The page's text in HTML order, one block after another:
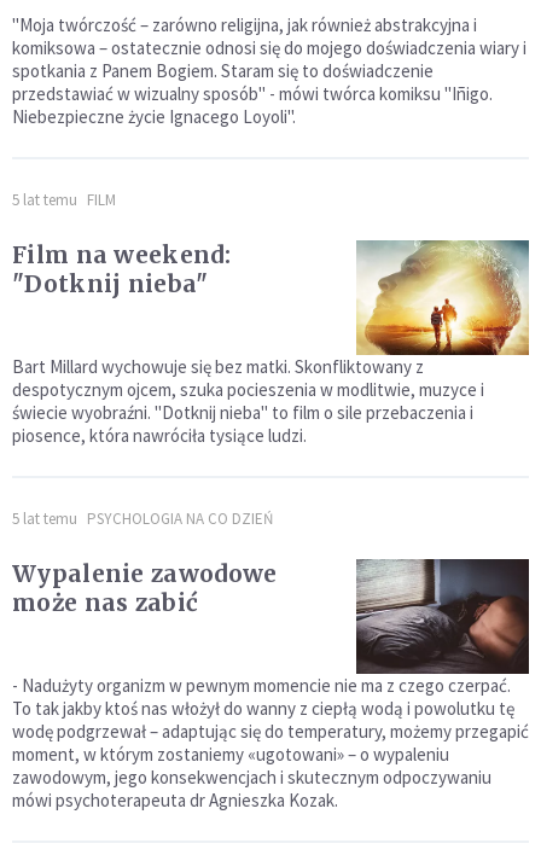
"Moja twórczość – zarówno religijna, jak również abstrakcyjna i
komiksowa – ostatecznie odnosi się do mojego doświadczenia wiary i
spotkania z Panem Bogiem. Staram się to doświadczenie
przedstawiać w wizualny sposób" - mówi twórca komiksu "Iñigo.
Niebezpieczne życie Ignacego Loyoli".
5 lat temu FILM
Film na weekend:
"Dotknij nieba"
Bart Millard wychowuje się bez matki. Skonfliktowany z
despotycznym ojcem, szuka pocieszenia w modlitwie, muzyce i
świecie wyobraźni. "Dotknij nieba" to film o sile przebaczenia i
piosence, która nawróciła tysiące ludzi.
5 lat temu PSYCHOLOGIA NA CO DZIEŃ
Wypalenie zawodowe
może nas zabić
- Nadużyty organizm w pewnym momencie nie ma z czego czerpać.
To tak jakby ktoś nas włożył do wanny z ciepłą wodą i powolutku tę
wodę podgrzewał – adaptując się do temperatury, możemy przegapić
moment, w którym zostaniemy «ugotowani» – o wypaleniu
zawodowym, jego konsekwencjach i skutecznym odpoczywaniu
mówi psychoterapeuta dr Agnieszka Kozak.